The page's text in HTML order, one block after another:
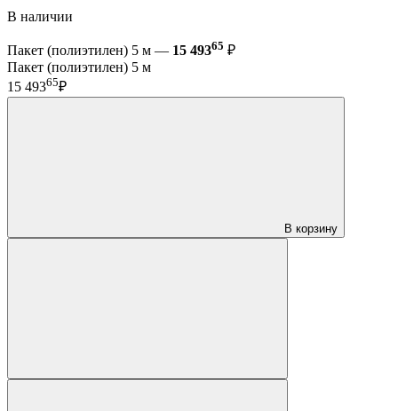
В наличии
Пакет (полиэтилен) 5 м — 15 49365 ₽
Пакет (полиэтилен) 5 м
15 49365₽
В корзину